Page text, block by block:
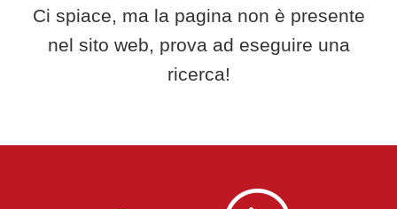
Ci spiace, ma la pagina non è presente
nel sito web, prova ad eseguire una
ricerca!